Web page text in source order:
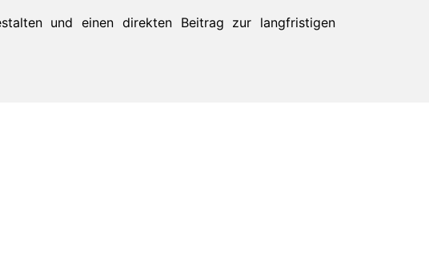
und einen direkten Beitrag zur langfristigen